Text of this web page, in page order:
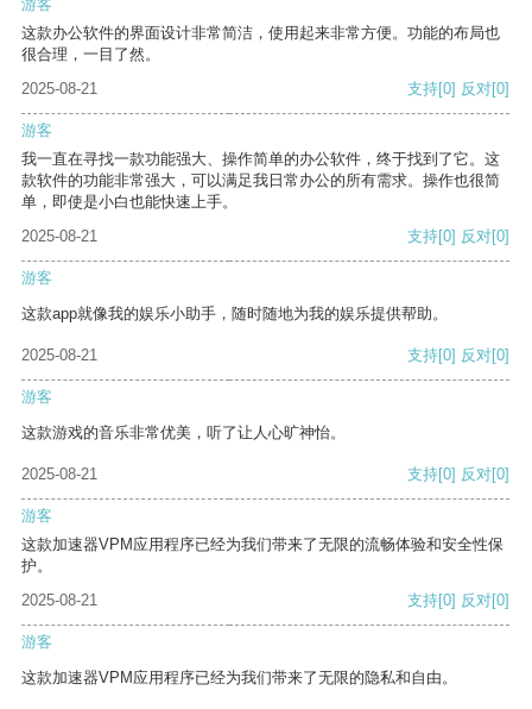
游客
这款办公软件的界面设计非常简洁，使用起来非常方便。功能的布局也
很合理，一目了然。
2025-08-21
支持[0] 反对[0]
游客
我一直在寻找一款功能强大、操作简单的办公软件，终于找到了它。这
款软件的功能非常强大，可以满足我日常办公的所有需求。操作也很简
单，即使是小白也能快速上手。
2025-08-21
支持[0] 反对[0]
游客
这款app就像我的娱乐小助手，随时随地为我的娱乐提供帮助。
2025-08-21 支持[0] 反对[0]
游客
这款游戏的音乐非常优美，听了让人心旷神怡。
2025-08-21 支持[0] 反对[0]
游客
这款加速器VPM应用程序已经为我们带来了无限的流畅体验和安全性保
护。
2025-08-21
支持[0] 反对[0]
游客
这款加速器VPM应用程序已经为我们带来了无限的隐私和自由。